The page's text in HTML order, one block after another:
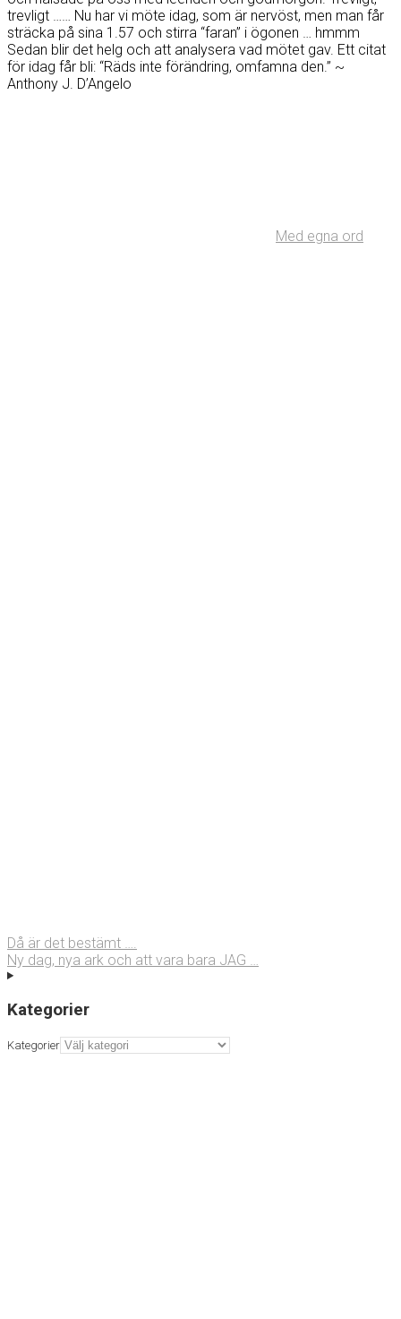
trevligt …… Nu har vi möte idag, som är nervöst, men man får
sträcka på sina 1.57 och stirra “faran” i ögonen … hmmm
Sedan blir det helg och att analysera vad mötet gav. Ett citat
för idag får bli: “Räds inte förändring, omfamna den.” ~
Anthony J. D’Angelo
Med egna ord
Då är det bestämt ….
Ny dag, nya ark och att vara bara JAG …
Kategorier
Kategorier